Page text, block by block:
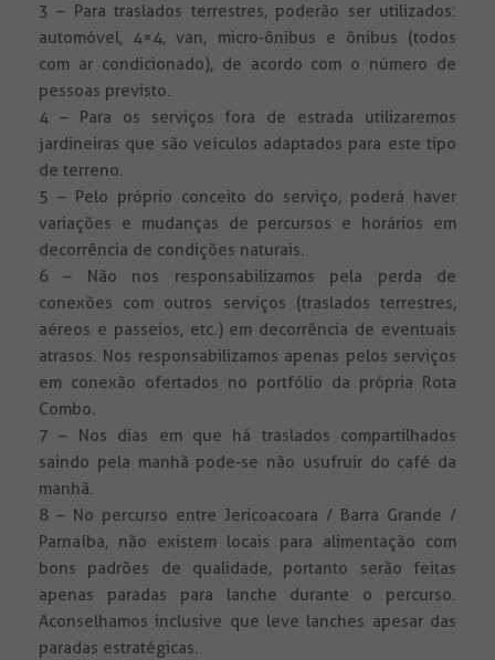
3 – Para traslados terrestres, poderão ser utilizados:
automóvel, 4×4, van, micro-ônibus e ônibus (todos
com ar condicionado), de acordo com o número de
pessoas previsto.
4 – Para os serviços fora de estrada utilizaremos
jardineiras que são veículos adaptados para este tipo
de terreno.
5 – Pelo próprio conceito do serviço, poderá haver
variações e mudanças de percursos e horários em
decorrência de condições naturais.
6 – Não nos responsabilizamos pela perda de
conexões com outros serviços (traslados terrestres,
aéreos e passeios, etc.) em decorrência de eventuais
atrasos. Nos responsabilizamos apenas pelos serviços
em conexão ofertados no portfólio da própria Rota
Combo.
7 – Nos dias em que há traslados compartilhados
saindo pela manhã pode-se não usufruir do café da
manhã.
8 – No percurso entre Jericoacoara / Barra Grande /
Parnaíba, não existem locais para alimentação com
bons padrões de qualidade, portanto serão feitas
apenas paradas para lanche durante o percurso.
Aconselhamos inclusive que leve lanches apesar das
paradas estratégicas.